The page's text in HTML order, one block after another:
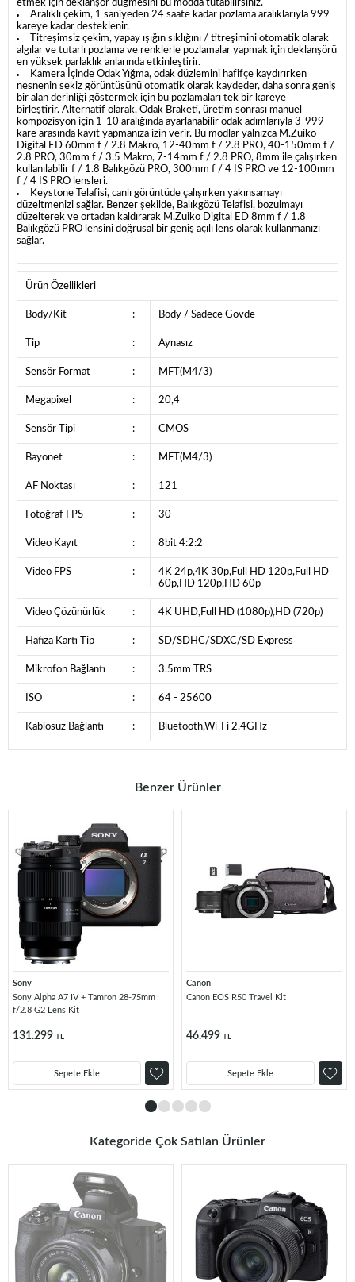
etmek için deklanşör düğmesini bu modda tutabilirsiniz.
Aralıklı çekim, 1 saniyeden 24 saate kadar pozlama aralıklarıyla 999
kareye kadar desteklenir.
Titreşimsiz çekim, yapay ışığın sıklığını / titreşimini otomatik olarak
algılar ve tutarlı pozlama ve renklerle pozlamalar yapmak için deklanşörü
en yüksek parlaklık anlarında etkinleştirir.
Kamera İçinde Odak Yığma, odak düzlemini hafifçe kaydırırken
nesnenin sekiz görüntüsünü otomatik olarak kaydeder, daha sonra geniş
bir alan derinliği göstermek için bu pozlamaları tek bir kareye
birleştirir. Alternatif olarak, Odak Braketi, üretim sonrası manuel
kompozisyon için 1-10 aralığında ayarlanabilir odak adımlarıyla 3-999
kare arasında kayıt yapmanıza izin verir. Bu modlar yalnızca M.Zuiko
Digital ED 60mm f / 2.8 Makro, 12-40mm f / 2.8 PRO, 40-150mm f /
2.8 PRO, 30mm f / 3.5 Makro, 7-14mm f / 2.8 PRO, 8mm ile çalışırken
kullanılabilir f / 1.8 Balıkgözü PRO, 300mm f / 4 IS PRO ve 12-100mm
f / 4 IS PRO lensleri.
Keystone Telafisi, canlı görüntüde çalışırken yakınsamayı
düzeltmenizi sağlar. Benzer şekilde, Balıkgözü Telafisi, bozulmayı
düzelterek ve ortadan kaldırarak M.Zuiko Digital ED 8mm f / 1.8
Balıkgözü PRO lensini doğrusal bir geniş açılı lens olarak kullanmanızı
sağlar.
Ürün Özellikleri
Body/Kit : Body / Sadece Gövde
Tip : Aynasız
Sensör Format : MFT(M4/3)
Megapixel : 20,4
Sensör Tipi : CMOS
Bayonet : MFT(M4/3)
AF Noktası : 121
Fotoğraf FPS : 30
Video Kayıt : 8bit 4:2:2
Video FPS :
4K 24p,4K 30p,Full HD 120p,Full HD
60p,HD 120p,HD 60p
Video Çözünürlük : 4K UHD,Full HD (1080p),HD (720p)
Hafıza Kartı Tip : SD/SDHC/SDXC/SD Express
Mikrofon Bağlantı : 3.5mm TRS
ISO : 64 - 25600
Kablosuz Bağlantı : Bluetooth,Wi-Fi 2.4GHz
Benzer Ürünler
Sony
Sony Alpha A7 IV + Tamron 28-75mm
f/2.8 G2 Lens Kit
131.299 TL
Sepete Ekle
Canon
Canon EOS R50 Travel Kit
46.499 TL
Sepete Ekle
Kategoride Çok Satılan Ürünler